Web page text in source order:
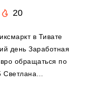
20
в Тивате
день Заработная
обращаться по
Светлана…